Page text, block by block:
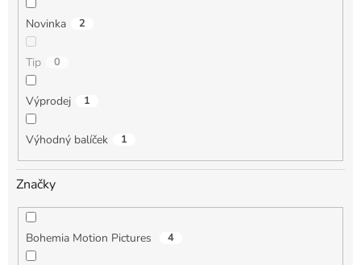
Novinka 2
Tip 0
Výprodej 1
Výhodný balíček 1
Značky
Bohemia Motion Pictures 4